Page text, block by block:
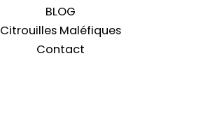
BLOG
Citrouilles Maléfiques
Contact